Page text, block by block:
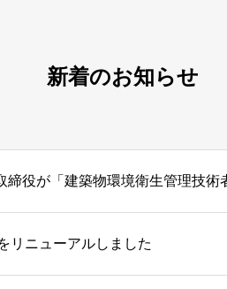
新着のお知らせ
締役が「建築物環境衛生管理技術
リニューアルしました